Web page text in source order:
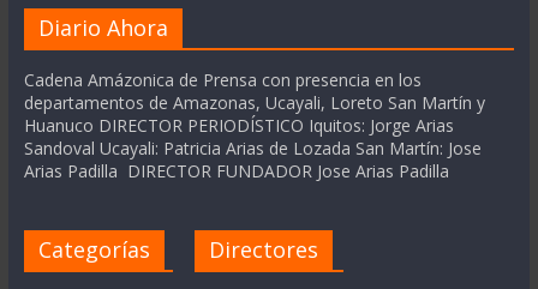
Diario Ahora
Cadena Amázonica de Prensa con presencia en los
departamentos de Amazonas, Ucayali, Loreto San Martín y
Huanuco DIRECTOR PERIODÍSTICO Iquitos: Jorge Arias
Sandoval Ucayali: Patricia Arias de Lozada San Martín: Jose
Arias Padilla DIRECTOR FUNDADOR Jose Arias Padilla
Categorías Directores